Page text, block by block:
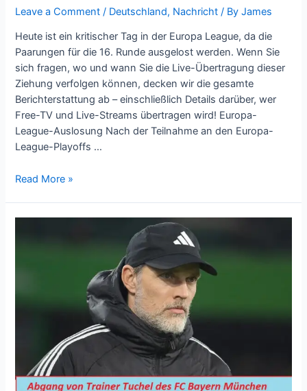
Leave a Comment / Deutschland, Nachricht / ByJames
Heute ist ein kritischer Tag in der Europa League, da die
Paarungen für die 16. Runde ausgelost werden. Wenn Sie
sich fragen, wo und wann Sie die Live-Übertragung dieser
Ziehung verfolgen können, decken wir die gesamte
Berichterstattung ab – einschließlich Details darüber, wer
Free-TV und Live-Streams übertragen wird! Europa-
League-Auslosung Nach der Teilnahme an den Europa-
League-Playoffs …
Read More »
Tuchel
enthüllt